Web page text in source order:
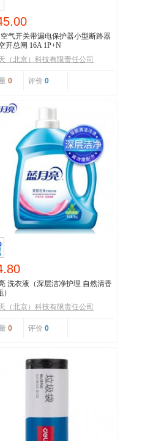
气开关带漏电保护器小型断路器
开总闸 16A 1P+N
（北京）科技有限责任公司
0 评价 0
洗衣液（深层洁净护理 自然清香
（北京）科技有限责任公司
0 评价 0